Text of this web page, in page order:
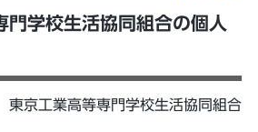
門学校生活協同組合の個人
東京工業高等専門学校生活協同組合